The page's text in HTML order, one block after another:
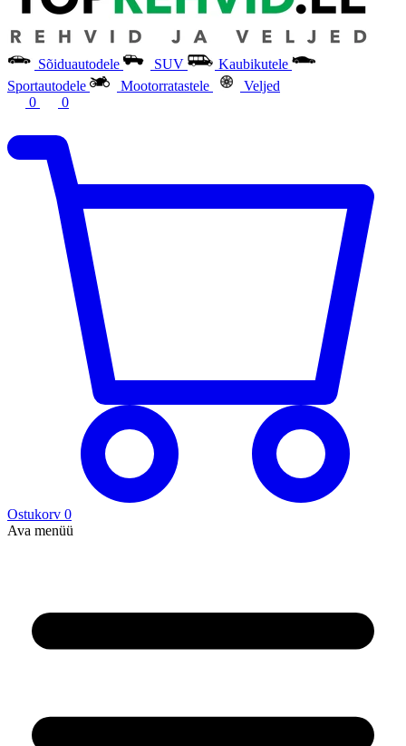
Sõiduautodele SUV
Kaubikutele
Sportautodele
Mootorratastele
Veljed
0
0
Ostukorv 0
Ava menüü